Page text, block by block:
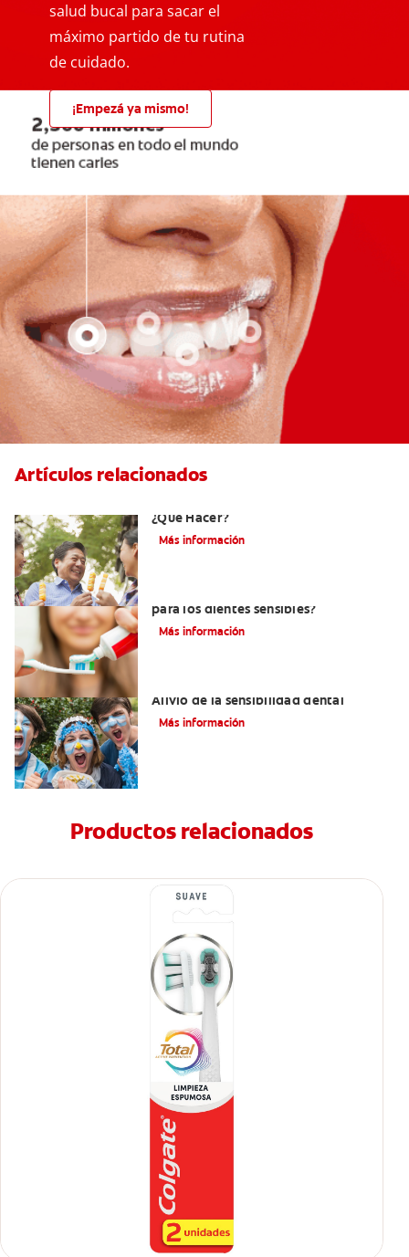
salud bucal para sacar el
máximo partido de tu rutina
de cuidado.
¡Empezá ya mismo!
Artículos relacionados
¿Qué Hacer?
Más información
para los dientes sensibles?
Más información
Alivio de la sensibilidad dental
Más información
Productos relacionados